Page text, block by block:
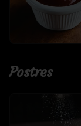
Postres